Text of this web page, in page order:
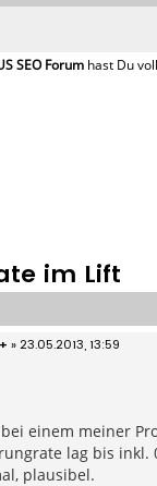
im Lift
» 23.05.2013, 13:59
einem meiner
lag bis inkl.
plausibel.